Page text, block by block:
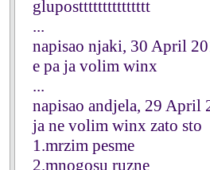
gluposttttttttttttttt
...
napisao njaki, 30 April
e pa ja volim winx
...
napisao andjela, 29 April
ja ne volim winx zato sto
1.mrzim pesme
2.mnogosu ruzne